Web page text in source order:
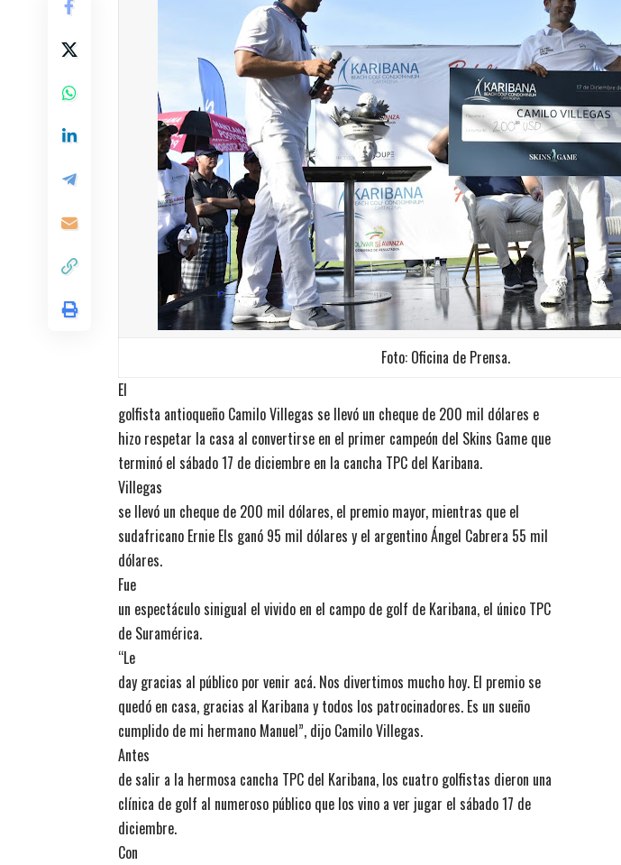
Foto: Oficina de Prensa.
El
golfista antioqueño Camilo Villegas se llevó un cheque de 200 mil dólares e
hizo respetar la casa al convertirse en el primer campeón del Skins Game que
terminó el sábado 17 de diciembre en la cancha TPC del Karibana.
Villegas
se llevó un cheque de 200 mil dólares, el premio mayor, mientras que el
sudafricano Ernie Els ganó 95 mil dólares y el argentino Ángel Cabrera 55 mil
dólares.
Fue
un espectáculo sinigual el vivido en el campo de golf de Karibana, el único TPC
de Suramérica.
“Le
day gracias al público por venir acá. Nos divertimos mucho hoy. El premio se
quedó en casa, gracias al Karibana y todos los patrocinadores. Es un sueño
cumplido de mi hermano Manuel”, dijo Camilo Villegas.
Antes
de salir a la hermosa cancha TPC del Karibana, los cuatro golfistas dieron una
clínica de golf al numeroso público que los vino a ver jugar el sábado 17 de
diciembre.
Con